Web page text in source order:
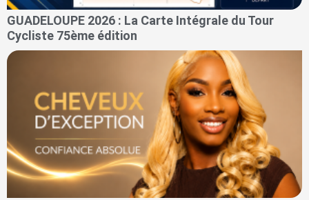
GUADELOUPE 2026 : La Carte Intégrale du Tour
Cycliste 75ème édition